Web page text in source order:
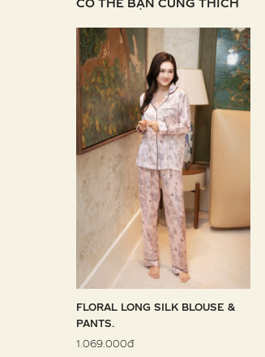
FLORAL LONG SILK BLOUSE &
PANTS.
1.069.000đ